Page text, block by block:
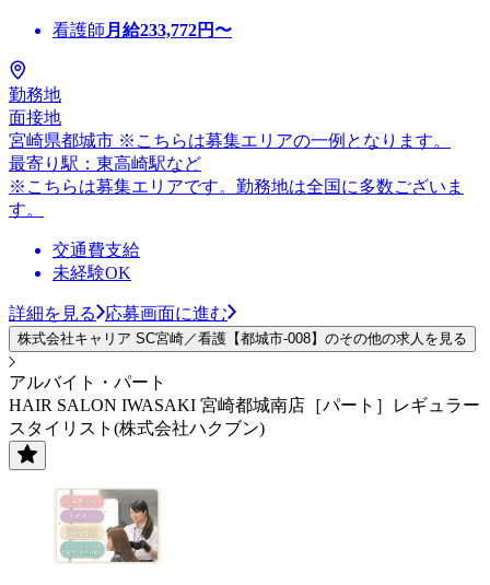
看護師 月給233,772円〜
勤務地
面接地
宮崎県都城市 ※こちらは募集エリアの一例となります。
最寄り駅：東高崎駅など
※こちらは募集エリアです。勤務地は全国に多数ございま
す。
交通費支給
未経験OK
詳細を見る 応募画面に進む
株式会社キャリア SC宮崎／看護【都城市-008】のその他の求人を見る
アルバイト・パート
HAIR SALON IWASAKI 宮崎都城南店［パート］レギュラー
スタイリスト(株式会社ハクブン)